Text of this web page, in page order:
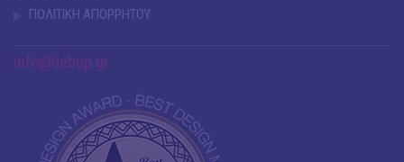
ΠΟΛΙΤΙΚΗ ΑΠΟΡΡΗΤΟΥ
info@debop.gr